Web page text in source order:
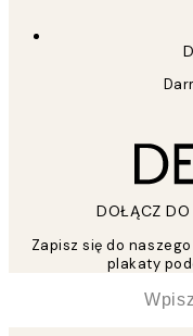
DOŁĄCZ DO
Zapisz się do
plakaty